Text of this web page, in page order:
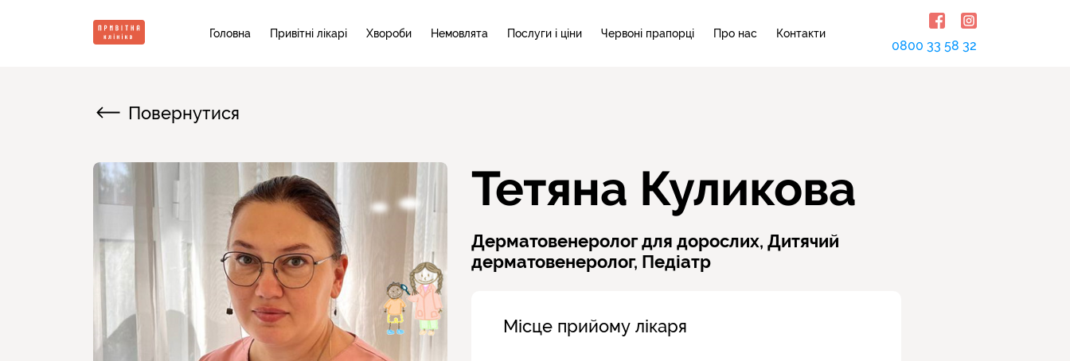
Головна Привітні лікарі Хвороби Немовлята Послуги і ціни Червоні прапорці Про нас Контакти
0800 33 58 32
Повернутися
Тетяна Куликова
Дерматовенеролог для дорослих, Дитячий
дерматовенеролог, Педіатр
Місце прийому лікаря